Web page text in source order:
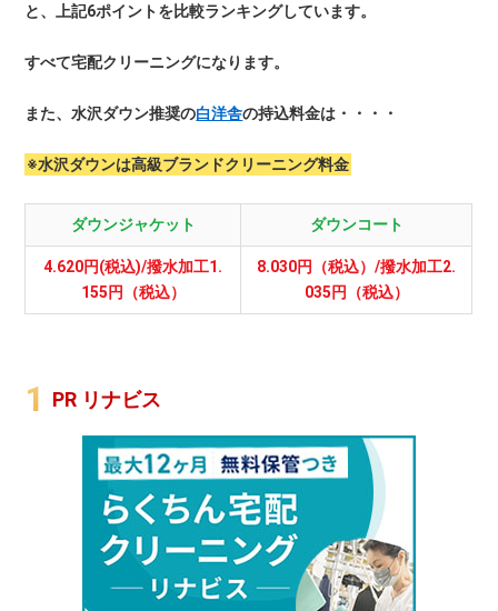
と、上記6ポイントを比較ランキングしています。
すべて宅配クリーニングになります。
また、水沢ダウン推奨の白洋舎の持込料金は・・・・
※水沢ダウンは高級ブランドクリーニング料金
ダウンジャケット ダウンコート
4.620円(税込)/撥水加工1.
155円（税込）
8.030円（税込）/撥水加工2.
035円（税込）
PR リナビス